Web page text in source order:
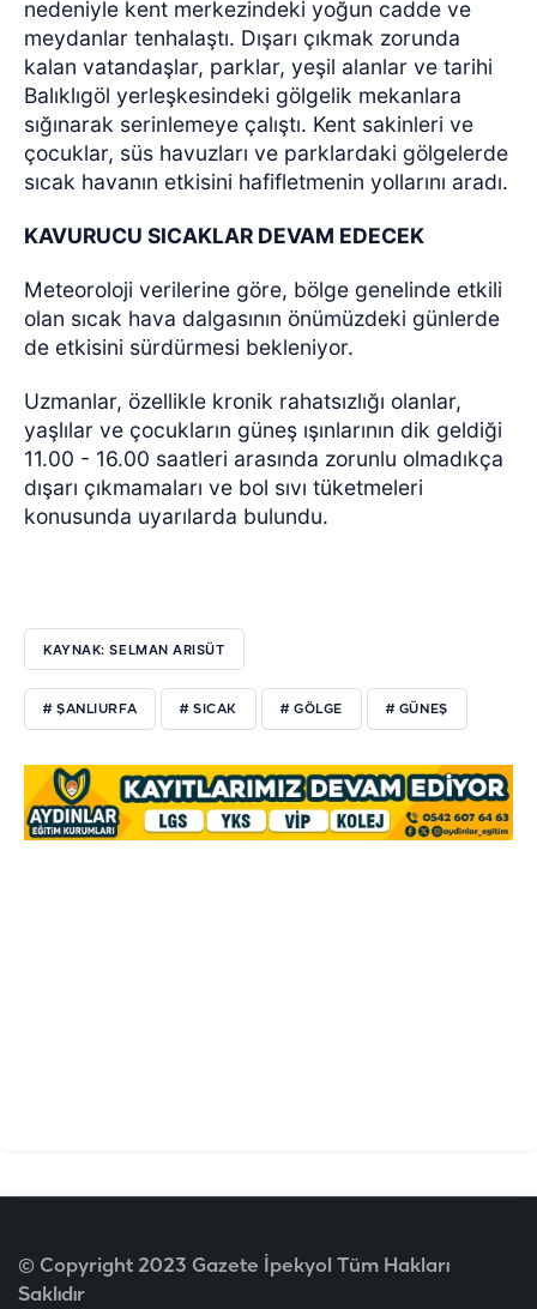
nedeniyle kent merkezindeki yoğun cadde ve
meydanlar tenhalaştı. Dışarı çıkmak zorunda
kalan vatandaşlar, parklar, yeşil alanlar ve tarihi
Balıklıgöl yerleşkesindeki gölgelik mekanlara
sığınarak serinlemeye çalıştı. Kent sakinleri ve
çocuklar, süs havuzları ve parklardaki gölgelerde
sıcak havanın etkisini hafifletmenin yollarını aradı.
KAVURUCU SICAKLAR DEVAM EDECEK
Meteoroloji verilerine göre, bölge genelinde etkili
olan sıcak hava dalgasının önümüzdeki günlerde
de etkisini sürdürmesi bekleniyor.
Uzmanlar, özellikle kronik rahatsızlığı olanlar,
yaşlılar ve çocukların güneş ışınlarının dik geldiği
11.00 - 16.00 saatleri arasında zorunlu olmadıkça
dışarı çıkmamaları ve bol sıvı tüketmeleri
konusunda uyarılarda bulundu.
KAYNAK: SELMAN ARISÜT
# ŞANLIURFA # SICAK # GÖLGE # GÜNEŞ
© Copyright 2023 Gazete İpekyol Tüm Hakları
Saklıdır